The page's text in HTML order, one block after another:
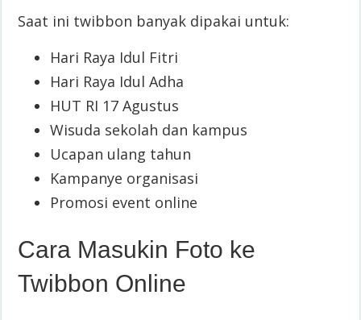
Saat ini twibbon banyak dipakai untuk:
Hari Raya Idul Fitri
Hari Raya Idul Adha
HUT RI 17 Agustus
Wisuda sekolah dan kampus
Ucapan ulang tahun
Kampanye organisasi
Promosi event online
Cara Masukin Foto ke
Twibbon Online